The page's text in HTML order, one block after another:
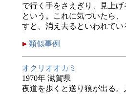
で行く手をさえぎり、見上
という。これに気づいたら
すと、消え去るといわれてい
類似事例
オクリオオカミ
1970年 滋賀県
夜道を歩くと送り狼が出る